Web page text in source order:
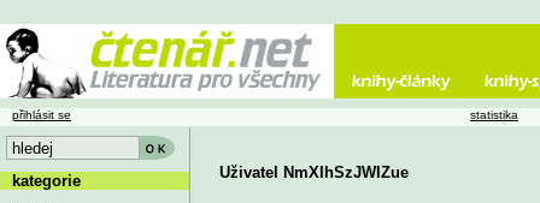
Uživatel NmXIhSzJWIZue
přihlásit se statistika
kategorie